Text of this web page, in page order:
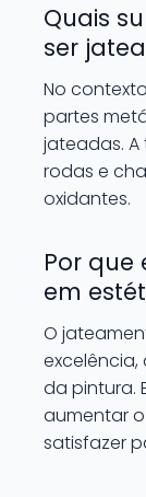
Quais
ser
No
partes
jateadas.
rodas e
oxidantes.
Por
em
O
da pintura.
aumentar
satisfazer